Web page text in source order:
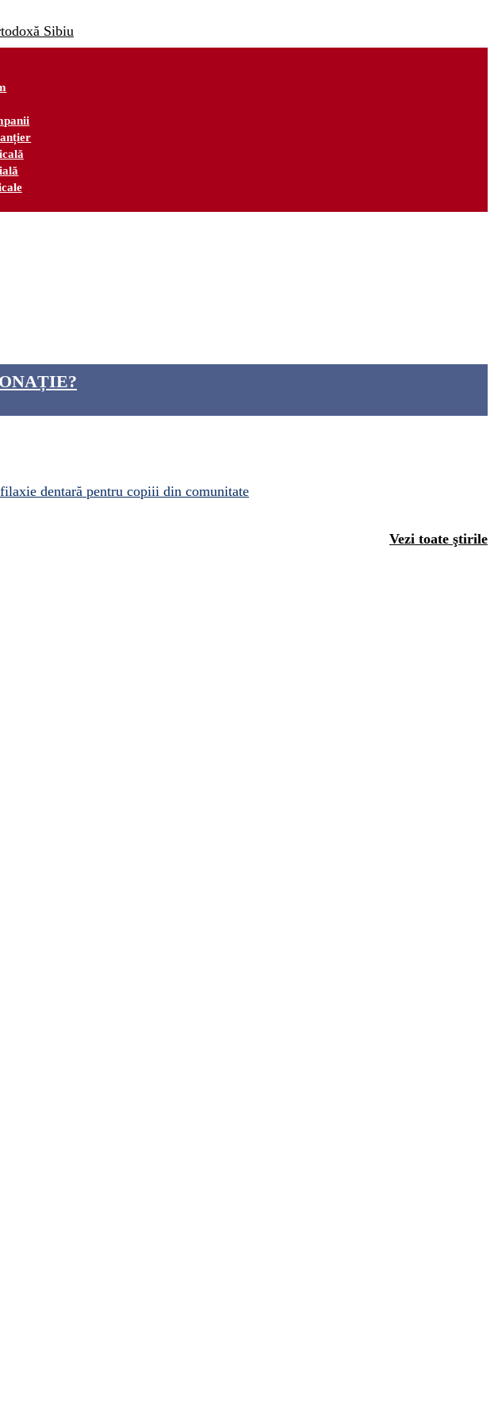
dentară pentru copiii din comunitate
Vezi toate ştirile